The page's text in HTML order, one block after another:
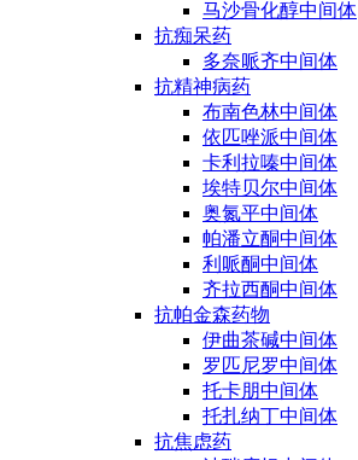
马沙骨化醇中间体
抗痴呆药
多奈哌齐中间体
抗精神病药
布南色林中间体
依匹唑派中间体
卡利拉嗪中间体
埃特贝尔中间体
奥氮平中间体
帕潘立酮中间体
利哌酮中间体
齐拉西酮中间体
抗帕金森药物
伊曲茶碱中间体
罗匹尼罗中间体
托卡朋中间体
托扎纳丁中间体
抗焦虑药